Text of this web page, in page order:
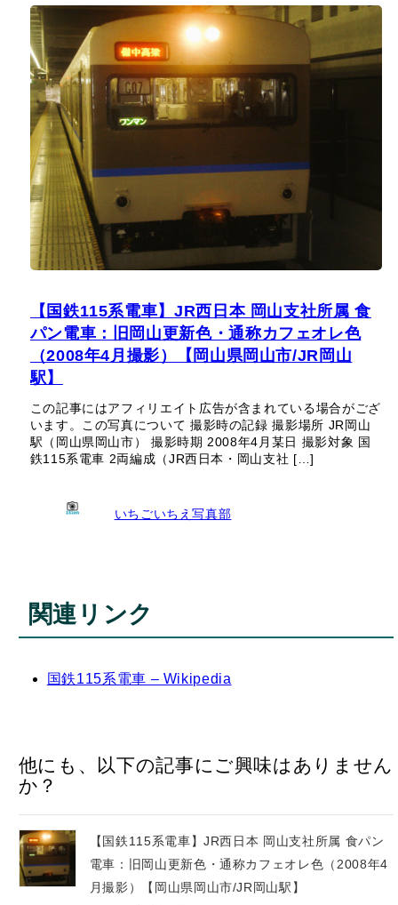
【国鉄115系電車】JR西日本 岡山支社所属 食
パン電車：旧岡山更新色・通称カフェオレ色
（2008年4月撮影）【岡山県岡山市/JR岡山
駅】
この記事にはアフィリエイト広告が含まれている場合がござ
います。この写真について 撮影時の記録 撮影場所 JR岡山
駅（岡山県岡山市） 撮影時期 2008年4月某日 撮影対象 国
鉄115系電車 2両編成（JR西日本・岡山支社 […]
いちごいちえ写真部
関連リンク
国鉄115系電車 – Wikipedia
他にも、以下の記事にご興味はありません
か？
【国鉄115系電車】JR西日本 岡山支社所属 食パン
電車：旧岡山更新色・通称カフェオレ色（2008年4
月撮影）【岡山県岡山市/JR岡山駅】